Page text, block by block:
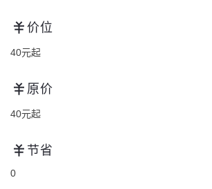
价位
40元起
原价
40元起
节省
0